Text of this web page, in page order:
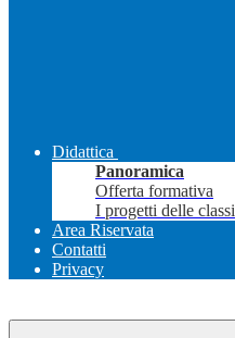
Didattica
Panoramica
Offerta formativa
I progetti delle classi
Area Riservata
Contatti
Privacy